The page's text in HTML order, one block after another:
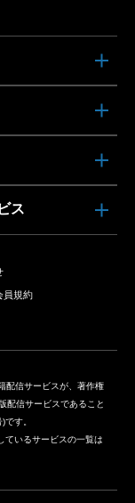
ス
員規約
配信サービスが、著作権
配信サービスであること
す。
ているサービスの一覧は